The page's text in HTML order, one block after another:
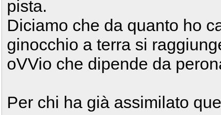
pista.
Diciamo che da quanto ho
ginocchio a terra si
oVVio che dipende da
Per chi ha già assimilato